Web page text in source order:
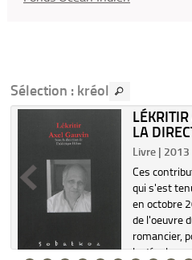
Sélection : kréol
LA
Livre | 2013
Ces
qui s'est
en octobre
de l'oeuvre
romancier,
le